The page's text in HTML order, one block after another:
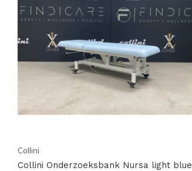
Collini
Collini Onderzoeksbank Nursa light blue